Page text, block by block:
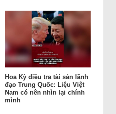
Hoa Kỳ điều tra tài sản lãnh
đạo Trung Quốc: Liệu Việt
Nam có nên nhìn lại chính
mình